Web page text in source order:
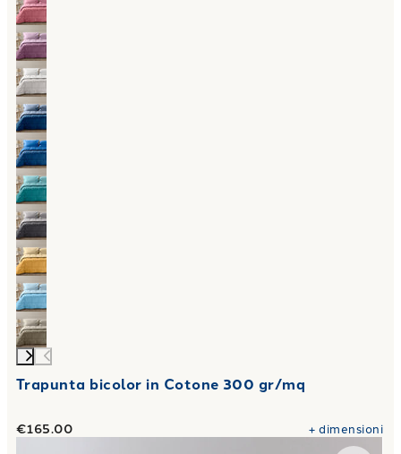
Trapunta bicolor in Cotone 300 gr/mq
€165.00 +dimensioni
Trapunta Matrimoniale italian fashion Floreale in